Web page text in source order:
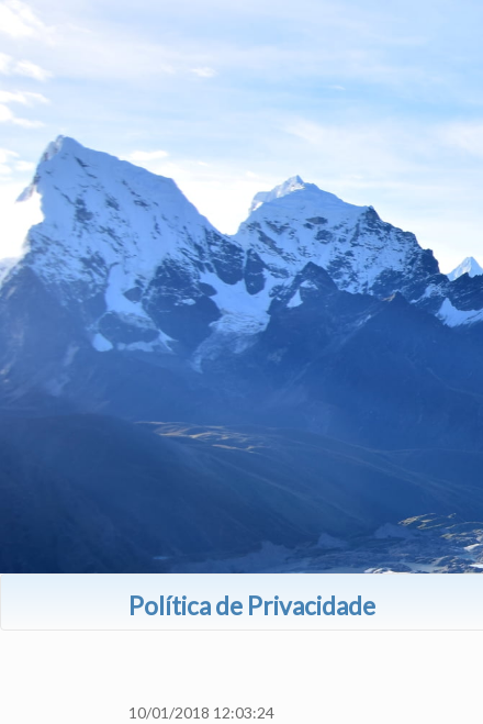
Política de Privacidade
10/01/2018 12:03:24